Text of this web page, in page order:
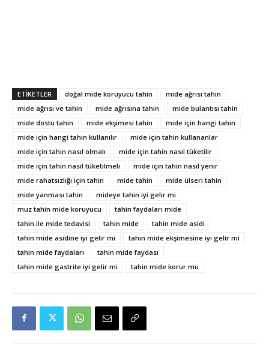
ETIKETLER doğal mide koruyucu tahin
mide ağrısı tahin
mide ağrısı ve tahin
mide ağrısına tahin
mide bulantısı tahin
mide dostu tahin
mide ekşimesi tahin
mide için hangi tahin
mide için hangi tahin kullanılır
mide için tahin kullananlar
mide için tahin nasıl olmalı
mide için tahin nasıl tüketilir
mide için tahin nasıl tüketilmeli
mide için tahin nasıl yenir
mide rahatsızlığı için tahin
mide tahin
mide ülseri tahin
mide yanması tahin
mideye tahin iyi gelir mi
muz tahin mide koruyucu
tahin faydaları mide
tahin ile mide tedavisi
tahin mide
tahin mide asidi
tahin mide asidine iyi gelir mi
tahin mide ekşimesine iyi gelir mi
tahin mide faydaları
tahin mide faydası
tahin mide gastrite iyi gelir mi
tahin mide korur mu